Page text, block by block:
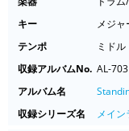
キー
メジ
テンポ
ミドル
収録アルバムNo. AL-703
アルバム名
収録シリーズ名
メイン